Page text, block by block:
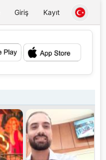
Giriş Kayıt
💕